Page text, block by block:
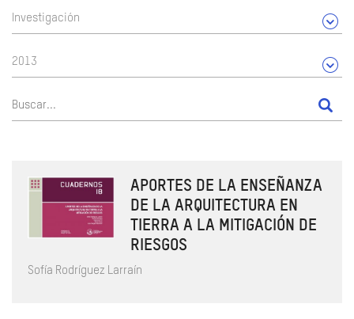
Investigación
2013
APORTES DE LA ENSEÑANZA
DE LA ARQUITECTURA EN
TIERRA A LA MITIGACIÓN DE
RIESGOS
Sofía Rodríguez Larraín